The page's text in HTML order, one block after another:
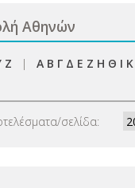
Αθηνών
Z | Α Β Γ Δ Ε Ζ Η Θ Ι Κ
σελίδα: